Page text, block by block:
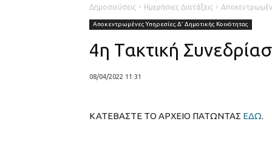
Δημοσιεύσεις Ημερήσιες Διατάξεις
Αποκεντρωμένες Υπηρεσίες Δ' Δημοτικής Κοινότητας
4η Τακτική
08/04/2022 11:31
ΚΑΤΕΒΑΣΤΕ ΤΟ ΑΡΧΕΙΟ ΠΑΤΩΝΤΑΣ ΕΔΩ.